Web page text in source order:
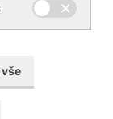
školení u